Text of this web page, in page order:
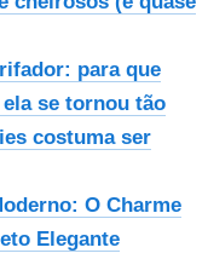
para que
se tornou tão
costuma ser
O Charme
Elegante